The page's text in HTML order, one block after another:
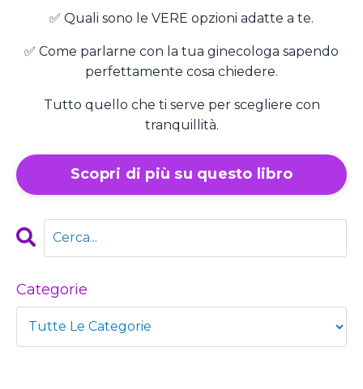
✅ Quali sono le VERE opzioni adatte a te.
✅ Come parlarne con la tua ginecologa sapendo
perfettamente cosa chiedere.
Tutto quello che ti serve per scegliere con
tranquillità.
Scopri di più su questo libro
Categorie